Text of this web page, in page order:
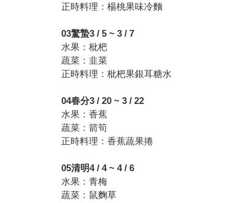
正時料理：楊桃果味冷麵
03驚蟄3 / 5 ~ 3 / 7
水果：枇杷
蔬菜：韭菜
正時料理：枇杷果銀耳糖水
04春分3 / 20 ~ 3 / 22
水果：香蕉
蔬菜：箭筍
正時料理：香蕉蔬果捲
05清明4 / 4 ~ 4 / 6
水果：青梅
蔬菜：鼠麴草